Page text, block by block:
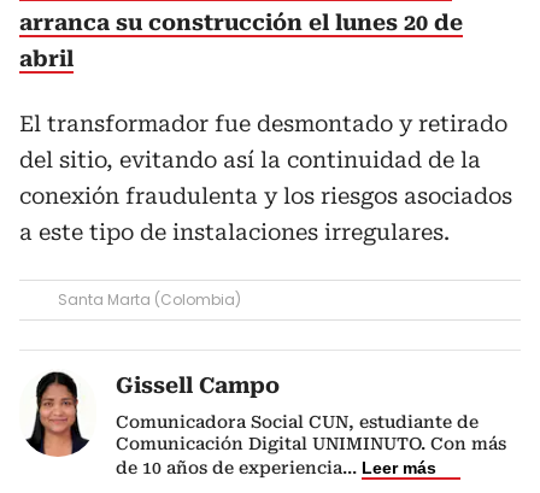
arranca su construcción el lunes 20 de
abril
El transformador fue desmontado y retirado
del sitio, evitando así la continuidad de la
conexión fraudulenta y los riesgos asociados
a este tipo de instalaciones irregulares.
Santa Marta (Colombia)
Gissell Campo
Comunicadora Social CUN, estudiante de
Comunicación Digital UNIMINUTO. Con más
de 10 años de experiencia... Leer más